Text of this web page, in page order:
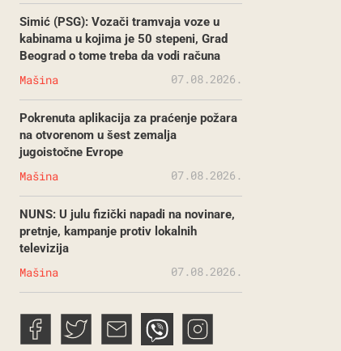
Simić (PSG): Vozači tramvaja voze u
kabinama u kojima je 50 stepeni, Grad
Beograd o tome treba da vodi računa
Mašina 07.08.2026.
Pokrenuta aplikacija za praćenje požara
na otvorenom u šest zemalja
jugoistočne Evrope
Mašina 07.08.2026.
NUNS: U julu fizički napadi na novinare,
pretnje, kampanje protiv lokalnih
televizija
Mašina 07.08.2026.